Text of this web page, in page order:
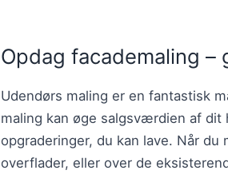
Opdag facademaling
Udendørs maling er en fantastisk
maling kan øge salgsværdien af
opgraderinger, du kan lave. Når
overflader, eller over de